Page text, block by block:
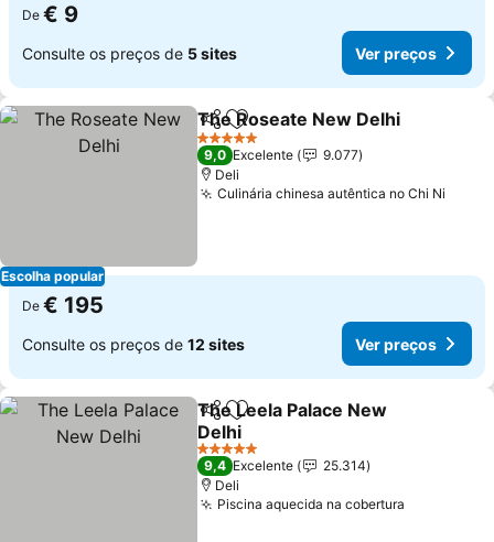
De € 9
Consulte os preços de 5 sites Ver preços
Escolha popular
PartilharAdicionar aos favoritos
The Roseate New Delhi
5 Estrelas
9,0 Excelente
9.077
Deli
Culinária chinesa autêntica no Chi Ni
De € 195
Consulte os preços de 12 sites Ver preços
PartilharAdicionar aos favoritos
The Leela Palace New
Delhi
Ver preços
5 Estrelas
9,4 Excelente
25.314
Deli
Piscina aquecida na cobertura